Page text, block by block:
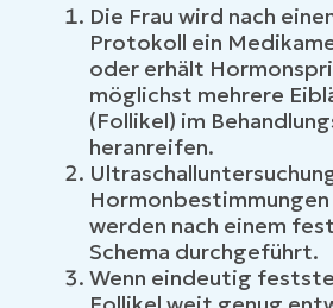
Die Frau wird nach
Protokoll ein
oder erhält
möglichst mehrere
(Follikel) im
heranreifen.
werden nach einem
Schema durchgeführt.
Wenn eindeutig